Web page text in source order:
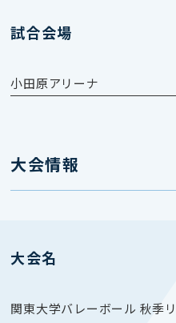
試合会場
小田原アリーナ
大会情報
大会名
関東⼤学バレーボール 秋季